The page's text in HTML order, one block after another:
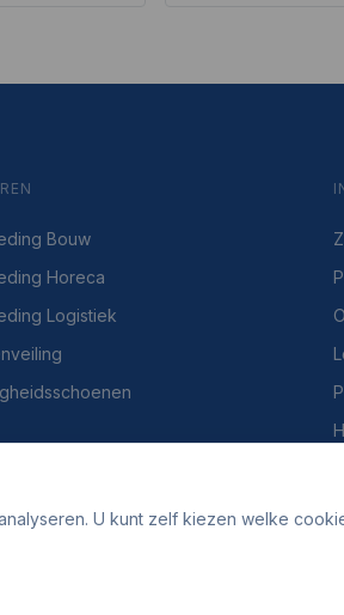
Bouw
Horeca
Logistiek
U kunt zelf kiezen welke